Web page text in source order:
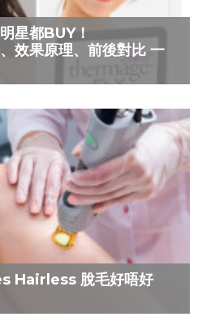
星都BUY！
效果原理、前後對比 一
Hairless 脫毛好唔好